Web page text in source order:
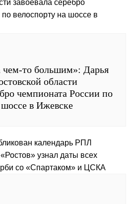
чем-то большим»: Дарья
области
чемпионата России по
в Ижевске